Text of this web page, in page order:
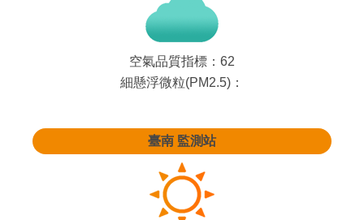
空氣品質指標： 62
細懸浮微粒(PM2.5)：
臺南 監測站